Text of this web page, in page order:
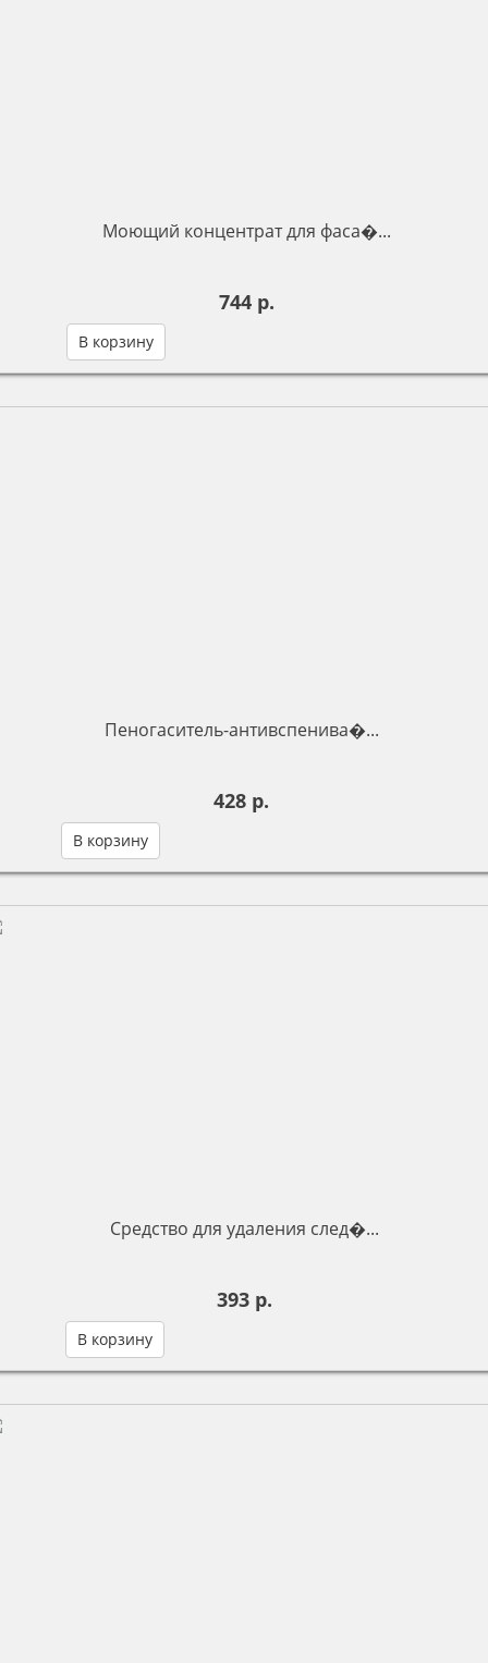
Моющий концентрат для фаса�...
744 р.
В корзину
Пеногаситель-антивспенива�...
428 р.
В корзину
Средство для удаления след�...
393 р.
В корзину